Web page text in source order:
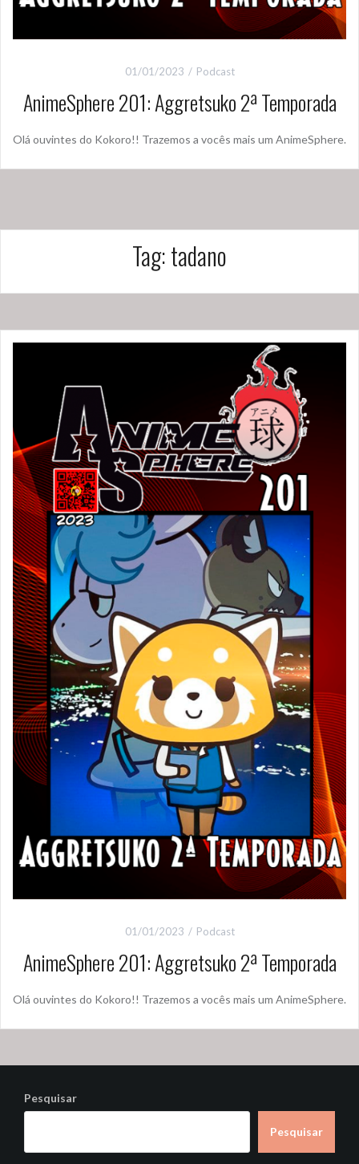
01/01/2023 Podcast
AnimeSphere 201: Aggretsuko 2ª Temporada
Olá ouvintes do Kokoro!! Trazemos a vocês mais um AnimeSphere.
Tag:tadano
01/01/2023 Podcast
AnimeSphere 201: Aggretsuko 2ª Temporada
Olá ouvintes do Kokoro!! Trazemos a vocês mais um AnimeSphere.
Pesquisar
Pesquisar